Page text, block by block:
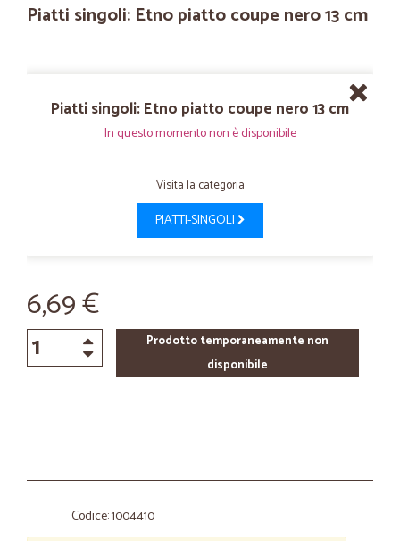
Piatti singoli: Etno piatto coupe nero 13 cm
Piatti singoli: Etno piatto coupe nero 13 cm
In questo momento non è disponibile
Visita la categoria
PIATTI-SINGOLI
6,69 €
Prodotto temporaneamente non
disponibile
Codice: 1004410